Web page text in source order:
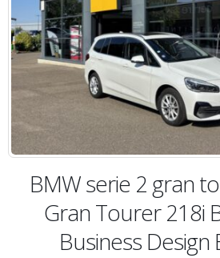
BMW serie 2 gran
Gran Tourer 218i
Business Design